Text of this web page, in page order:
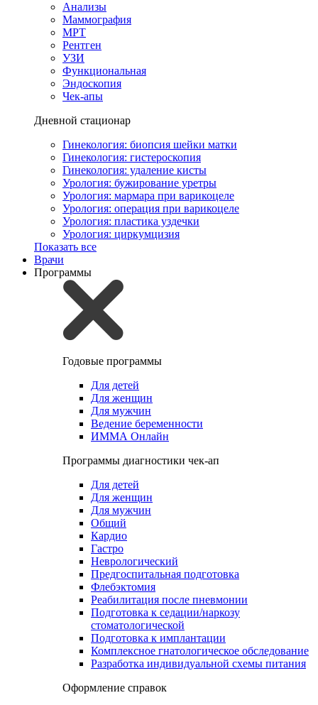
Анализы
Маммография
МРТ
Рентген
УЗИ
Функциональная
Эндоскопия
Чек-апы
Дневной стационар
Гинекология: биопсия шейки матки
Гинекология: гистероскопия
Гинекология: удаление кисты
Урология: бужирование уретры
Урология: мармара при варикоцеле
Урология: операция при варикоцеле
Урология: пластика уздечки
Урология: циркумцизия
Показать все
Врачи
Программы
Годовые программы
Для детей
Для женщин
Для мужчин
Ведение беременности
ИММА Онлайн
Программы диагностики чек-ап
Для детей
Для женщин
Для мужчин
Общий
Кардио
Гастро
Неврологический
Предгоспитальная подготовка
Флебэктомия
Реабилитация после пневмонии
Подготовка к седации/наркозу
стоматологической
Подготовка к имплантации
Комплексное гнатологическое обследование
Разработка индивидуальной схемы питания
Оформление справок